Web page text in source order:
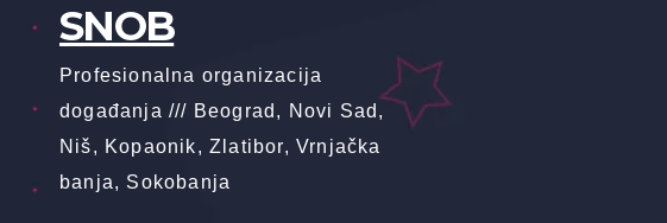
SNOB
Profesionalna organizacija
događanja /// Beograd, Novi Sad,
Niš, Kopaonik, Zlatibor, Vrnjačka
banja, Sokobanja